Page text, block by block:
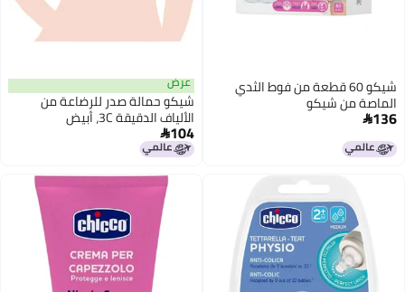
شيكو 60 قطعة من فوط الثدي
الماصة من شيكو
136
عرض
شيكو حمالة صدر للرضاعة من
الألياف الدقيقة 3C، أبيض
104